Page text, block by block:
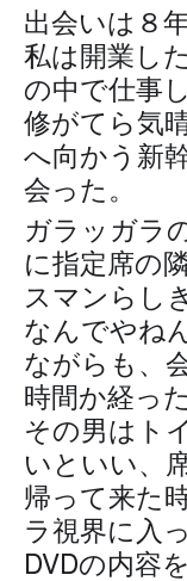
出会いは８
私は開業し
の中で仕事
修がてら気
へ向かう新
会った。
ガラッガラ
に指定席の
スマンらし
なんでやね
ながらも、
時間か経っ
その男はト
いといい、
帰って来た
ラ視界に入
DVDの内容